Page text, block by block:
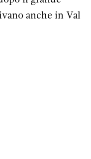
anche in Val